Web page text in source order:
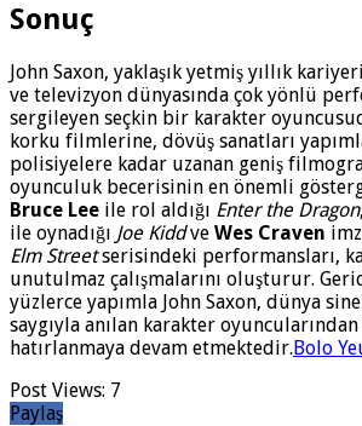
Sonuç
John Saxon, yaklaşık yetmiş yıllık
ve televizyon dünyasında çok yönlü
sergileyen seçkin bir karakter
korku filmlerine, dövüş sanatları
polisiyelere kadar uzanan geniş
oyunculuk becerisinin en önemli
Bruce Lee ile rol aldığı Enter the Dragon,
ile oynadığı Joe Kiddve Wes Craven
Elm Streetserisindeki performansları,
unutulmaz çalışmalarını oluşturur.
yüzlerce yapımla John Saxon, dünya
saygıyla anılan karakter
hatırlanmaya devam etmektedir.Bolo
Post Views: 7
Paylaş